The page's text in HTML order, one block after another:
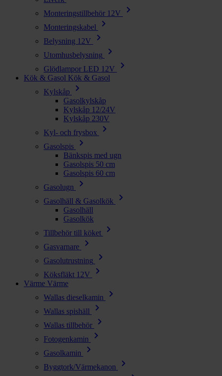
Monteringstillbehör 12V chevron_right
Monteringskabel chevron_right
Belysning 12V chevron_right
Utomhusbelysning chevron_right
Glödlampor LED 12V chevron_right
Kök & Gasol Kök & Gasol
Kylskåp
chevron_right
Gasolkylskåp
Kylskåp 12/24V
Kylskåp 230V
Kyl- och frysbox
chevron_right
Gasolspis chevron_right
Bänkspis med ugn
Gasolspis 50 cm
Gasolspis 60 cm
Gasolugn
chevron_right
Gasolhäll & Gasolkök chevron_right
Gasolhäll
Gasolkök
Tillbehör till köket
chevron_right
Gasvarnare chevron_right
Gasolutrustning chevron_right
Köksfläkt 12V chevron_right
Värme Värme
Wallas dieselkamin
chevron_right
Wallas spishäll chevron_right
Wallas tillbehör chevron_right
Fotogenkamin chevron_right
Gasolkamin chevron_right
Byggtork/Värmekanon chevron_right